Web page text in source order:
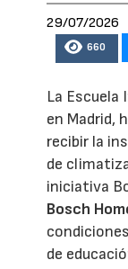
29/07/2026
660
La Escuela
en Madrid,
recibir la
de
iniciativa
Bosch
de